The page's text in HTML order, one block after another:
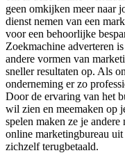
geen omkijken meer naar
dienst nemen van een
voor een behoorlijke
Zoekmachine adverteren
andere vormen van
sneller resultaten op. Als
onderneming er zo
Door de ervaring van het
wil zien en meemaken op
spelen maken ze je
online marketingbureau
zichzelf terugbetaald.